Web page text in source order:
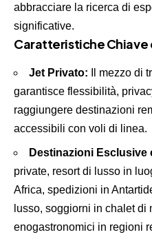
abbracciare la ricerca di
significative.
Caratteristiche Chiave
Jet Privato: Il mezzo di
garantisce flessibilità,
raggiungere destinazioni
accessibili con voli di linea.
Destinazioni Esclusive
private, resort di lusso in
Africa, spedizioni in
lusso, soggiorni in chalet di
enogastronomici in regioni